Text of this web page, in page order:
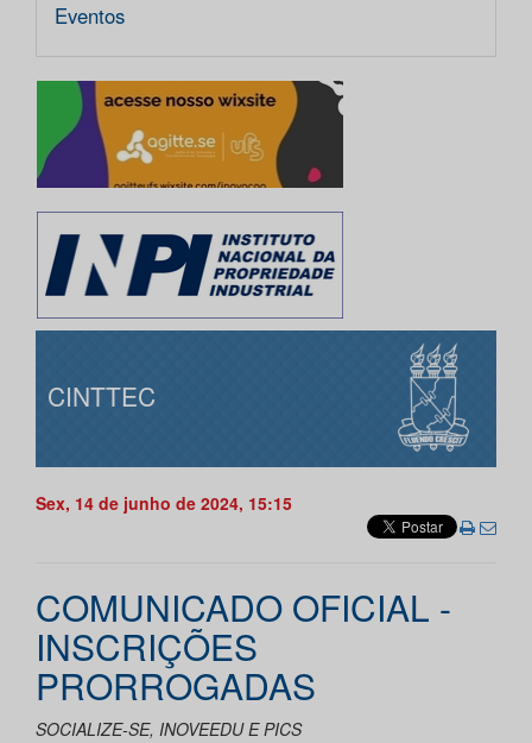
Eventos
CINTTEC
Sex, 14 de junho de 2024, 15:15
COMUNICADO OFICIAL -
INSCRIÇÕES
PRORROGADAS
SOCIALIZE-SE, INOVEEDU E PICS